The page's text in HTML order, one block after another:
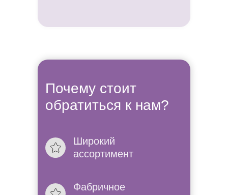
Почему стоит
обратиться к нам?
Широкий
ассортимент
Фабричное